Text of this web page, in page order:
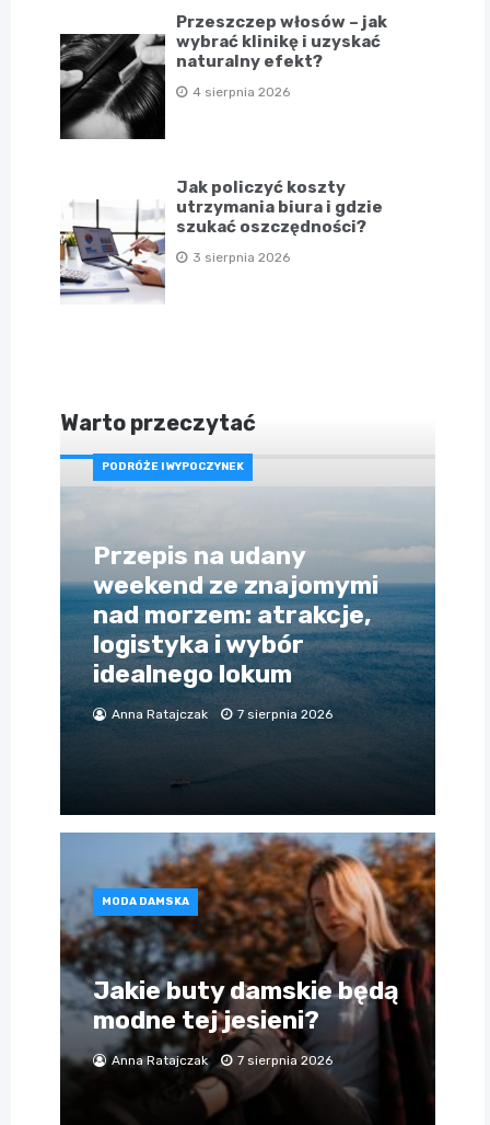
Przeszczep włosów – jak
wybrać klinikę i uzyskać
naturalny efekt?
4 sierpnia 2026
Jak policzyć koszty
utrzymania biura i gdzie
szukać oszczędności?
3 sierpnia 2026
Warto przeczytać
PODRÓŻE I WYPOCZYNEK
Przepis na udany
weekend ze znajomymi
nad morzem: atrakcje,
logistyka i wybór
idealnego lokum
Anna Ratajczak 7 sierpnia 2026
MODA DAMSKA
Jakie buty damskie będą
modne tej jesieni?
Anna Ratajczak 7 sierpnia 2026